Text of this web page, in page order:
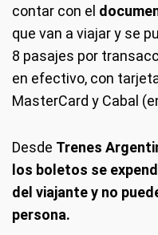
contar con el
que van a viajar y se
8 pasajes por
en efectivo, con
MasterCard y Cabal
Desde Trenes
los boletos se
del viajante y no
persona.